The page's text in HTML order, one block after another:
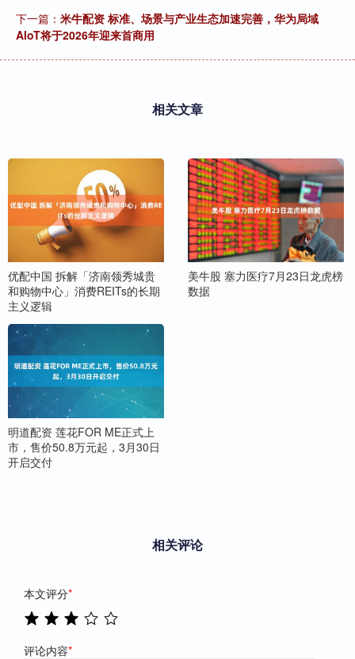
下一篇： 米牛配资 标准、场景与产业生态加速完善，华为局域
AIoT将于2026年迎来首商用
相关文章
优配中国 拆解「济南领秀城贵
和购物中心」消费REITs的长期
主义逻辑
美牛股 塞力医疗7月23日龙虎榜
数据
明道配资 莲花FOR ME正式上
市，售价50.8万元起，3月30日
开启交付
相关评论
本文评分*
评论内容*